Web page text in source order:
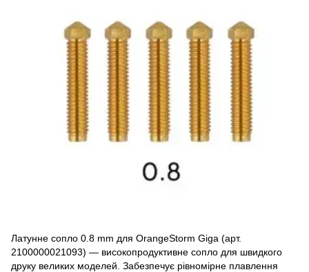
Латунне сопло 0.8 mm для OrangeStorm Giga (арт.
2100000021093) — високопродуктивне сопло для швидкого
друку великих моделей. Забезпечує рівномірне плавлення